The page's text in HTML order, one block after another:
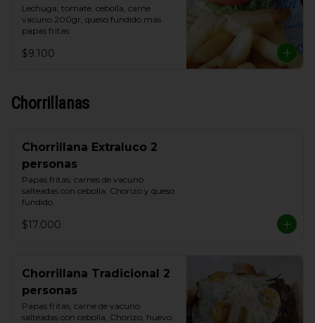
Lechuga, tomate, cebolla, carne
vacuno 200gr, queso fundido más
papas fritas.
$9.100
Chorrillanas
Chorrillana Extraluco 2
personas
Papas fritas, carnes de vacuno
salteadas con cebolla, Chorizo y queso
fundido.
$17.000
Chorrillana Tradicional 2
personas
Papas fritas, carne de vacuno
salteadas con cebolla, Chorizo, huevo.